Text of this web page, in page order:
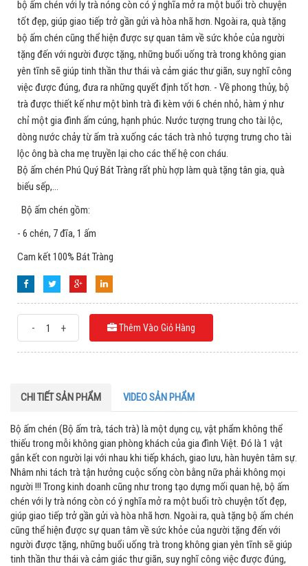
bộ ấm chén với ly trà nóng còn có ý nghĩa mở ra một buổi trò chuyện
tốt đẹp, giúp giao tiếp trở gần gửi và hòa nhã hơn. Ngoài ra, quà tặng
bộ ấm chén cũng thể hiện được sự quan tâm về sức khỏe của người
tặng đến với người được tặng, những buổi uống trà trong không gian
yên tĩnh sẽ giúp tinh thần thư thái và cảm giác thư giãn, suy nghĩ công
việc được đúng, đưa ra những quyết định tốt hơn. - Về phong thủy, bộ
trà được thiết kế như một bình trà đi kèm với 6 chén nhỏ, hàm ý như
chỉ một gia đình ấm cúng, hạnh phúc. Nước tượng trung cho tài lộc,
dòng nước chảy từ ấm trà xuống các tách trà nhỏ tượng trưng cho tài
lộc ông bà cha mẹ truyền lại cho các thế hệ con cháu.
Bộ ấm chén Phú Quý Bát Tràng rất phù hợp làm quà tặng tân gia, quà
biếu sếp,...
Bộ ấm chén gồm:
- 6 chén, 7 đĩa, 1 ấm
Cam kết 100% Bát Tràng
- + Thêm Vào Giỏ Hàng
CHI TIẾT SẢN PHẨM VIDEO SẢN PHẨM
Bộ ấm chén (Bộ ấm trà, tách trà) là một dụng cụ, vật phẩm không thể
thiếu trong mỗi không gian phòng khách của gia đình Việt. Đó là 1 vật
gắn kết con người lại với nhau khi tiếp khách, giao lưu, hàn huyên tâm sự.
Nhâm nhi tách trà tận hưởng cuộc sống còn bằng nữa phải không mọi
người !!! Trong kinh doanh cũng như trong tạo dựng mối quan hệ, bộ ấm
chén với ly trà nóng còn có ý nghĩa mở ra một buổi trò chuyện tốt đẹp,
giúp giao tiếp trở gần gửi và hòa nhã hơn. Ngoài ra, quà tặng bộ ấm chén
cũng thể hiện được sự quan tâm về sức khỏe của người tặng đến với
người được tặng, những buổi uống trà trong không gian yên tĩnh sẽ giúp
tinh thần thư thái và cảm giác thư giãn, suy nghĩ công việc được đúng,